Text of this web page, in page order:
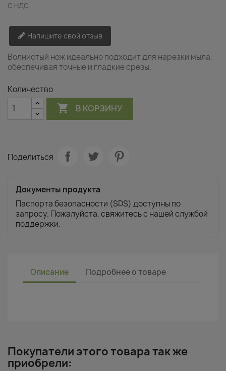
С НДС
Напишите свой отзыв
Волнистый нож идеально подходит для нарезки мыла,
обеспечивая точные и гладкие срезы.
Количество
 В КОРЗИНУ
Поделиться
Документы продукта
Паспорта безопасности (SDS) доступны по
запросу. Пожалуйста, свяжитесь с нашей службой
поддержки.
Описание Подробнее о товаре
Покупатели этого товара так же
приобрели: